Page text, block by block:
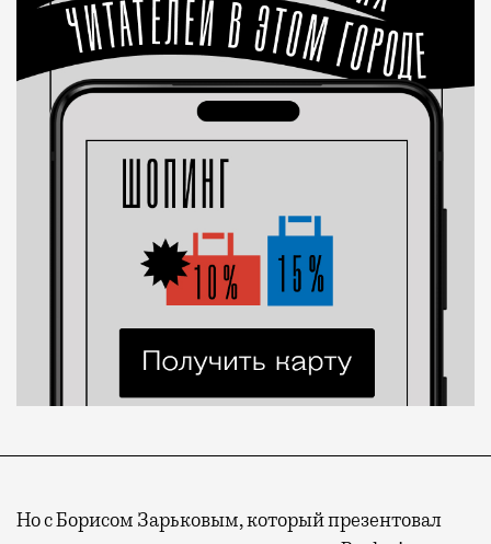
Но с Борисом Зарьковым, который презентовал